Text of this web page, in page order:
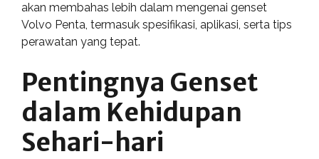
akan membahas lebih dalam mengenai genset
Volvo Penta, termasuk spesifikasi, aplikasi, serta tips
perawatan yang tepat.
Pentingnya Genset
dalam Kehidupan
Sehari-hari